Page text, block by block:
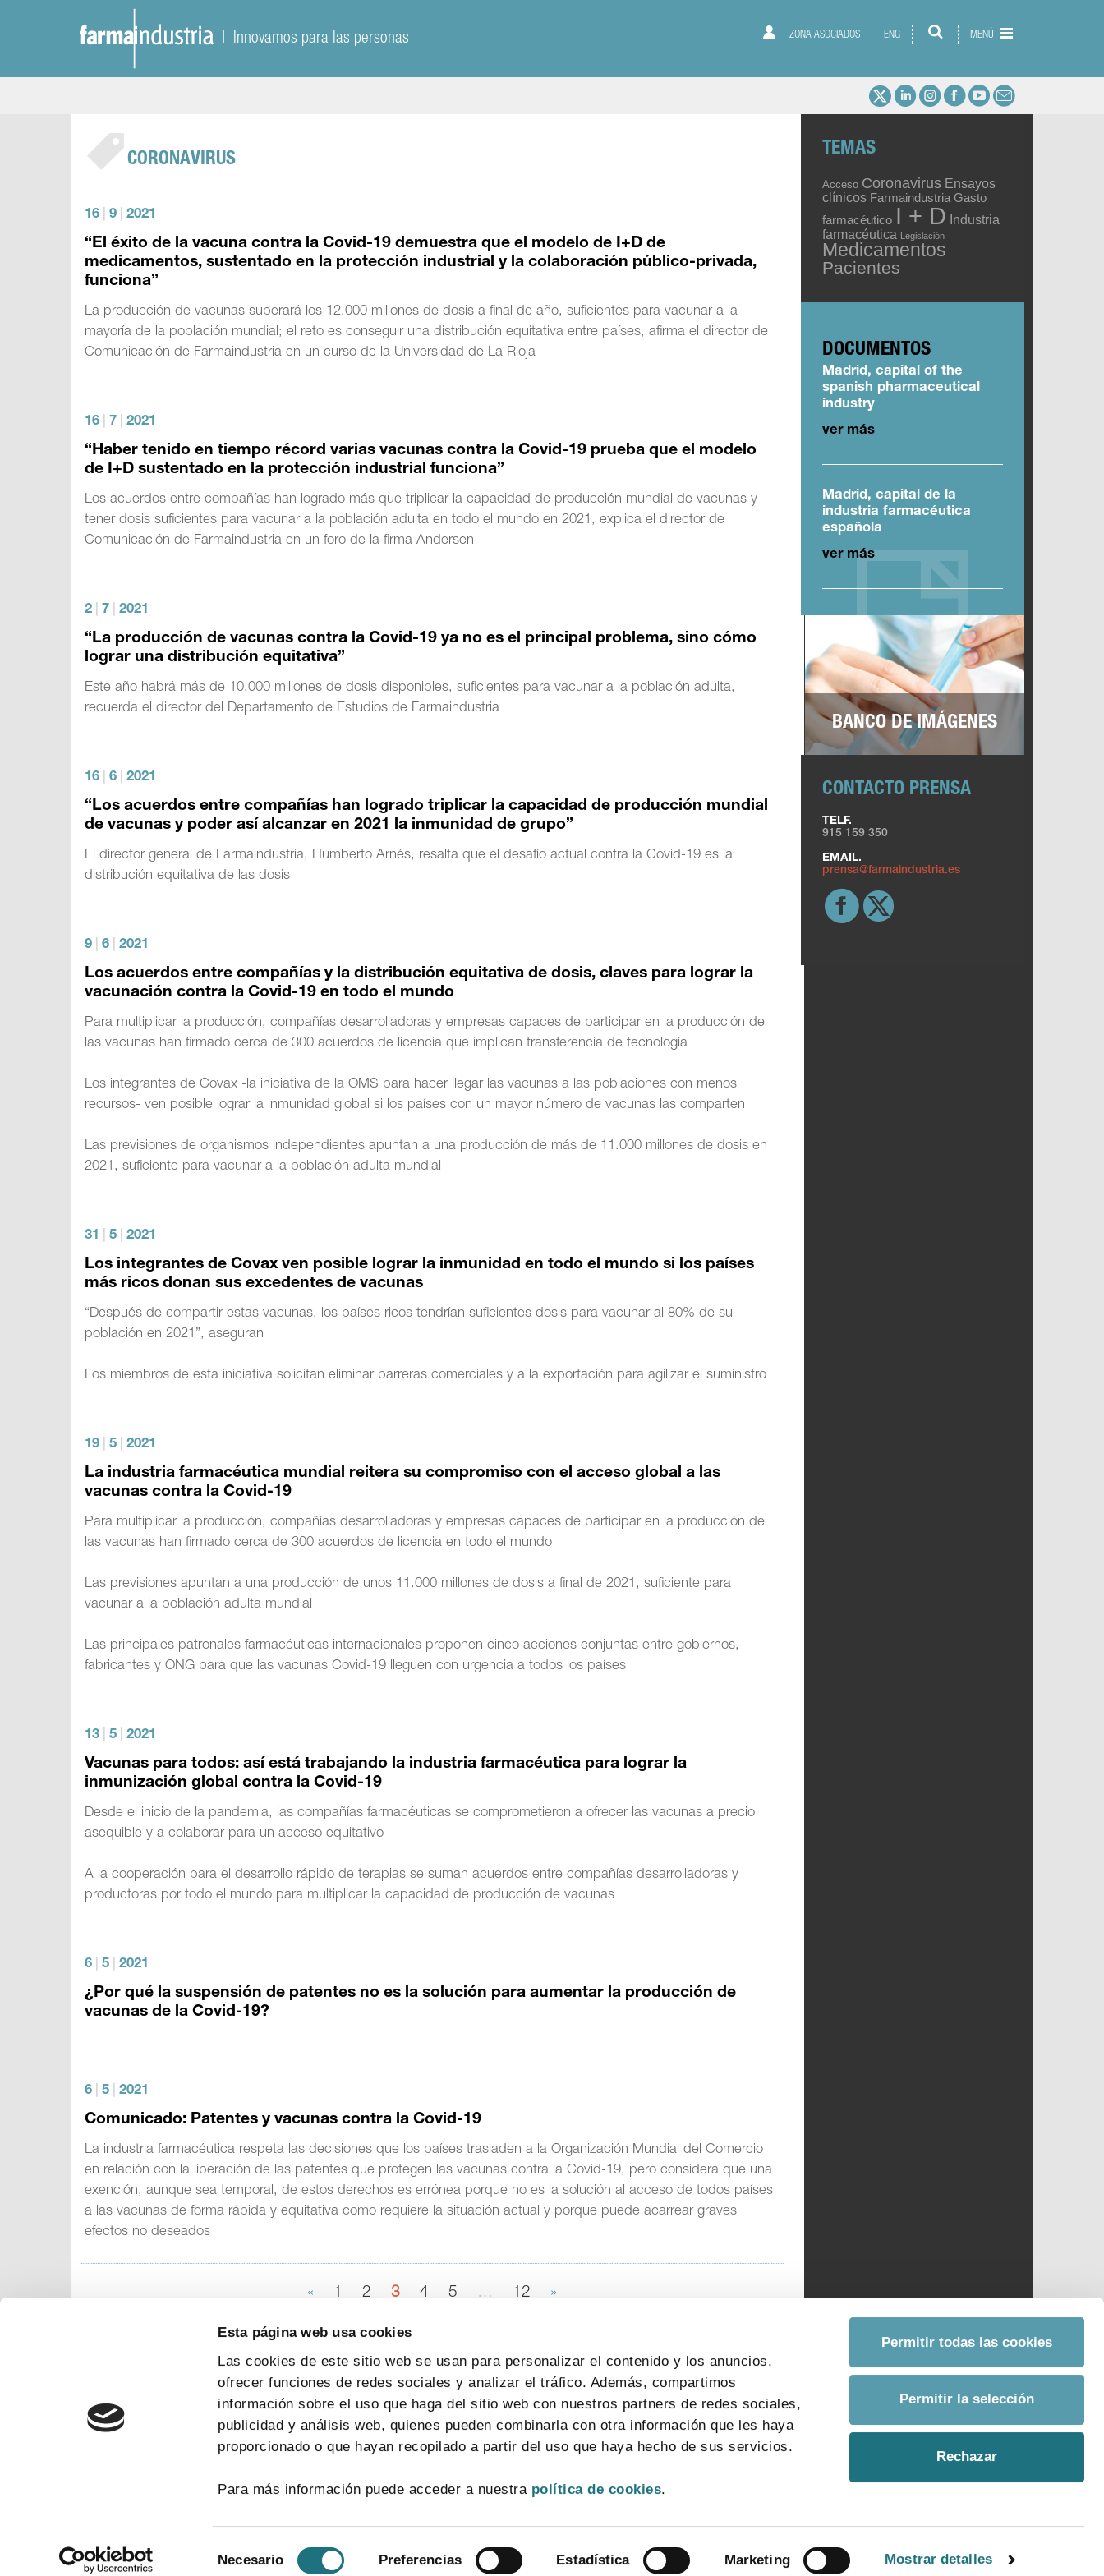
Esta página web usa cookies
Las cookies de este sitio web se usan para personalizar el contenido y los anuncios,
ofrecer funciones de redes sociales y analizar el tráfico. Además, compartimos
información sobre el uso que haga del sitio web con nuestros partners de redes sociales,
publicidad y análisis web, quienes pueden combinarla con otra información que les haya
proporcionado o que hayan recopilado a partir del uso que haya hecho de sus servicios.
Para más información puede acceder a nuestra política de cookies.
de
Necesario Preferencias Estadística Marketing Mostrar detalles
Permitir todas las cookies
Permitir la selección
Rechazar
| Innovamos para las personas ZONA ASOCIADOS ENG MENÚ
CORONAVIRUS
16 9 2021
“El éxito de la vacuna contra la Covid-19 demuestra que el modelo de I+D de
medicamentos, sustentado en la protección industrial y la colaboración público-privada,
funciona”
La producción de vacunas superará los 12.000 millones de dosis a final de año, suficientes para vacunar a la
mayoría de la población mundial; el reto es conseguir una distribución equitativa entre países, afirma el director de
Comunicación de Farmaindustria en un curso de la Universidad de La Rioja
16 7 2021
“Haber tenido en tiempo récord varias vacunas contra la Covid-19 prueba que el modelo
de I+D sustentado en la protección industrial funciona”
Los acuerdos entre compañías han logrado más que triplicar la capacidad de producción mundial de vacunas y
tener dosis suficientes para vacunar a la población adulta en todo el mundo en 2021, explica el director de
Comunicación de Farmaindustria en un foro de la firma Andersen
2 7 2021
“La producción de vacunas contra la Covid-19 ya no es el principal problema, sino cómo
lograr una distribución equitativa”
Este año habrá más de 10.000 millones de dosis disponibles, suficientes para vacunar a la población adulta,
recuerda el director del Departamento de Estudios de Farmaindustria
16 6 2021
“Los acuerdos entre compañías han logrado triplicar la capacidad de producción mundial
de vacunas y poder así alcanzar en 2021 la inmunidad de grupo”
El director general de Farmaindustria, Humberto Arnés, resalta que el desafío actual contra la Covid-19 es la
distribución equitativa de las dosis
9 6 2021
Los acuerdos entre compañías y la distribución equitativa de dosis, claves para lograr la
vacunación contra la Covid-19 en todo el mundo
Para multiplicar la producción, compañías desarrolladoras y empresas capaces de participar en la producción de
las vacunas han firmado cerca de 300 acuerdos de licencia que implican transferencia de tecnología
Los integrantes de Covax -la iniciativa de la OMS para hacer llegar las vacunas a las poblaciones con menos
recursos- ven posible lograr la inmunidad global si los países con un mayor número de vacunas las comparten
Las previsiones de organismos independientes apuntan a una producción de más de 11.000 millones de dosis en
2021, suficiente para vacunar a la población adulta mundial
31 5 2021
Los integrantes de Covax ven posible lograr la inmunidad en todo el mundo si los países
más ricos donan sus excedentes de vacunas
“Después de compartir estas vacunas, los países ricos tendrían suficientes dosis para vacunar al 80% de su
población en 2021”, aseguran
Los miembros de esta iniciativa solicitan eliminar barreras comerciales y a la exportación para agilizar el suministro
19 5 2021
La industria farmacéutica mundial reitera su compromiso con el acceso global a las
vacunas contra la Covid-19
Para multiplicar la producción, compañías desarrolladoras y empresas capaces de participar en la producción de
las vacunas han firmado cerca de 300 acuerdos de licencia en todo el mundo
Las previsiones apuntan a una producción de unos 11.000 millones de dosis a final de 2021, suficiente para
vacunar a la población adulta mundial
Las principales patronales farmacéuticas internacionales proponen cinco acciones conjuntas entre gobiernos,
fabricantes y ONG para que las vacunas Covid-19 lleguen con urgencia a todos los países
13 5 2021
Vacunas para todos: así está trabajando la industria farmacéutica para lograr la
inmunización global contra la Covid-19
Desde el inicio de la pandemia, las compañías farmacéuticas se comprometieron a ofrecer las vacunas a precio
asequible y a colaborar para un acceso equitativo
A la cooperación para el desarrollo rápido de terapias se suman acuerdos entre compañías desarrolladoras y
productoras por todo el mundo para multiplicar la capacidad de producción de vacunas
6 5 2021
¿Por qué la suspensión de patentes no es la solución para aumentar la producción de
vacunas de la Covid-19?
6 5 2021
Comunicado: Patentes y vacunas contra la Covid-19
La industria farmacéutica respeta las decisiones que los países trasladen a la Organización Mundial del Comercio
en relación con la liberación de las patentes que protegen las vacunas contra la Covid-19, pero considera que una
exención, aunque sea temporal, de estos derechos es errónea porque no es la solución al acceso de todos países
a las vacunas de forma rápida y equitativa como requiere la situación actual y porque puede acarrear graves
efectos no deseados
« 1 2 3 4 5 … 12 »
TEMAS
Acceso Coronavirus Ensayos
clínicos Farmaindustria Gasto
farmacéutico I + D Industria
farmacéutica Legislación
Medicamentos
Pacientes
DOCUMENTOS
Madrid, capital of the
spanish pharmaceutical
industry
ver más
Madrid, capital de la
industria farmacéutica
española
ver más
BANCO DE IMÁGENES
CONTACTO PRENSA
TELF.
915 159 350
EMAIL.
prensa@farmaindustria.es
© 2026 FarmaIndustria Todos los derechos reservados